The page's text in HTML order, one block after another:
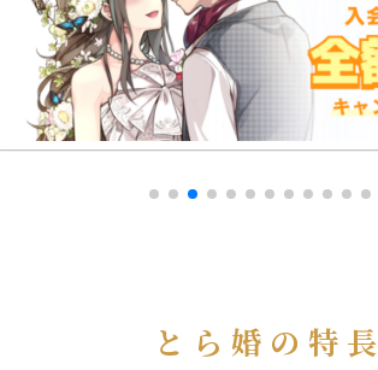
とら婚の特長